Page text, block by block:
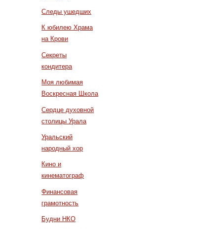
Следы ушедших
К юбилею Храма
на Крови
Секреты
кондитера
Моя любимая
Воскресная Школа
Сердце духовной
столицы Урала
Уральский
народный хор
Кино и
кинематограф
Финансовая
грамотность
Будни НКО